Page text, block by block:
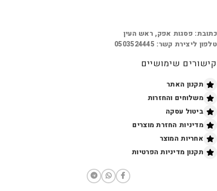
כתובת: פסגות אפק, ראש העין
טלפון ליצירת קשר: 0503524445
קישורים שימושיים
תקנון האתר
משלוחים והחזרות
ביטול עסקה
מדיניות החזרת מוצרים
אחריות המוצר
תקנון מדיניות הפרטיות